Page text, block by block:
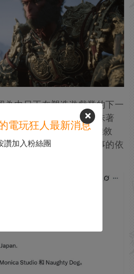
為中日正在塑造遊戲業的下一
聞中的戰略轉向，或意味著
化根源——重拾傳統英雄敘
事，並減少對政治化敘事的依
電玩狂人最新消息
讚加入粉絲團